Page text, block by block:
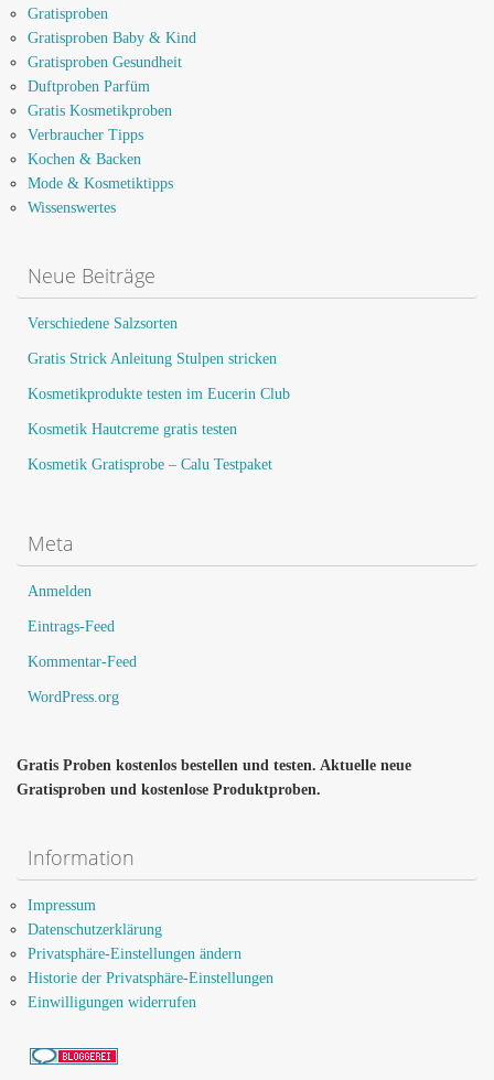
Gratisproben
Gratisproben Baby & Kind
Gratisproben Gesundheit
Duftproben Parfüm
Gratis Kosmetikproben
Verbraucher Tipps
Kochen & Backen
Mode & Kosmetiktipps
Wissenswertes
Neue Beiträge
Verschiedene Salzsorten
Gratis Strick Anleitung Stulpen stricken
Kosmetikprodukte testen im Eucerin Club
Kosmetik Hautcreme gratis testen
Kosmetik Gratisprobe – Calu Testpaket
Meta
Anmelden
Eintrags-Feed
Kommentar-Feed
WordPress.org
Gratis Proben kostenlos bestellen und testen. Aktuelle neue
Gratisproben und kostenlose Produktproben.
Information
Impressum
Datenschutzerklärung
Privatsphäre-Einstellungen ändern
Historie der Privatsphäre-Einstellungen
Einwilligungen widerrufen